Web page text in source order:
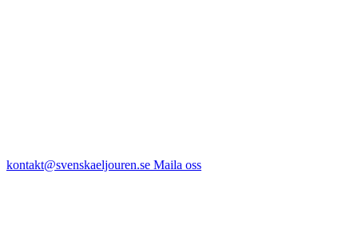
kontakt@svenskaeljouren.se Maila oss